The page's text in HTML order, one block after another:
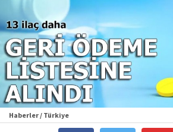
Haberler / Türkiye